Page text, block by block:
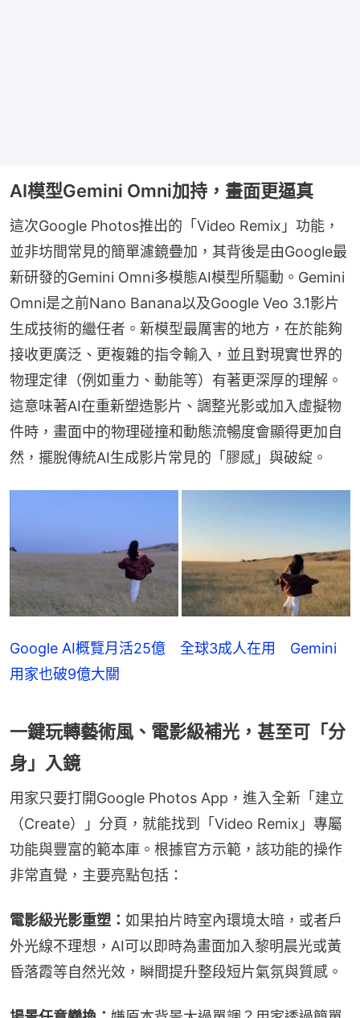
AI模型Gemini Omni加持，畫面更逼真
這次Google Photos推出的「Video Remix」功能，
並非坊間常見的簡單濾鏡疊加，其背後是由Google最
新研發的Gemini Omni多模態AI模型所驅動。Gemini
Omni是之前Nano Banana以及Google Veo 3.1影片
生成技術的繼任者。新模型最厲害的地方，在於能夠
接收更廣泛、更複雜的指令輸入，並且對現實世界的
物理定律（例如重力、動能等）有著更深厚的理解。
這意味著AI在重新塑造影片、調整光影或加入虛擬物
件時，畫面中的物理碰撞和動態流暢度會顯得更加自
然，擺脫傳統AI生成影片常見的「膠感」與破綻。
Google AI概覽月活25億 全球3成人在用 Gemini
用家也破9億大關
一鍵玩轉藝術風、電影級補光，甚至可「分
身」入鏡
用家只要打開Google Photos App，進入全新「建立
（Create）」分頁，就能找到「Video Remix」專屬
功能與豐富的範本庫。根據官方示範，該功能的操作
非常直覺，主要亮點包括：
電影級光影重塑： 如果拍片時室內環境太暗，或者戶
外光線不理想，AI可以即時為畫面加入黎明晨光或黃
昏落霞等自然光效，瞬間提升整段短片氣氛與質感。